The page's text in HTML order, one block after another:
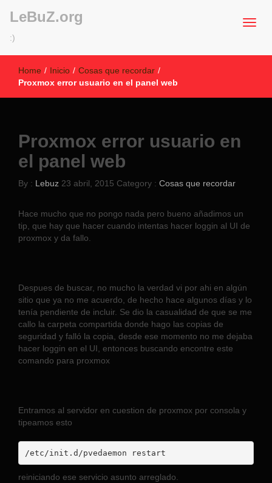
LeBuZ.org
:)
Home / Inicio / Cosas que recordar /
Proxmox error usuario en el panel web
Proxmox error usuario en
el panel web
By : Lebuz 23 abril, 2015 Category : Cosas que recordar
Hace mucho que no pongo nada pero bueno añadimos un
tip, que hay que hacer cuando intentas hacer loggin al UI de
proxmox y da fallo.
Despues de buscar, no mucho la verdad vi por ahi en algún
sitio que ya no me acuerdo, de hecho hace algunos días y lo
tenía pendiente de incluir. Se dio la casualidad de que se me
callo la carpeta compartida donde hago las copias de
seguridad y falló la copia, desde ese momento no me dejaba
hacer loggin en el UI, entonces buscando encontre este
comando para proxmox
Entramos al servidor en cuestion de proxmox por consola y
tipeamos esto
/etc/init.d/pvedaemon restart
reiniciando ese servicio asunto arreglado.